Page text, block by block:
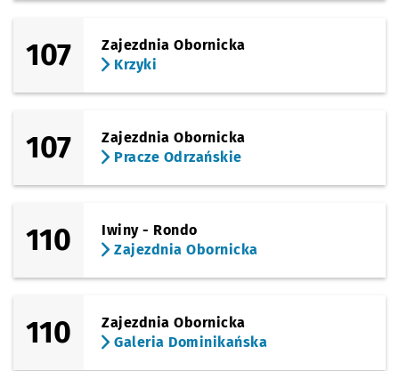
107
Zajezdnia Obornicka
Krzyki
107
Zajezdnia Obornicka
Pracze Odrzańskie
110
Iwiny - Rondo
Zajezdnia Obornicka
110
Zajezdnia Obornicka
Galeria Dominikańska